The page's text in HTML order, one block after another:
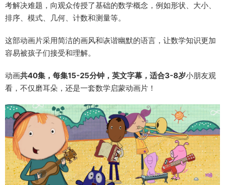
考解决难题，向观众传授了基础的数学概念，例如形状、大小、
排序、模式、几何、计数和测量等。
这部动画片采用简洁的画风和诙谐幽默的语言，让数学知识更加
容易被孩子们接受和理解。
动画共40集，每集15-25分钟，英文字幕，适合3-8岁小朋友观
看，不仅磨耳朵，还是一套数学启蒙动画片！